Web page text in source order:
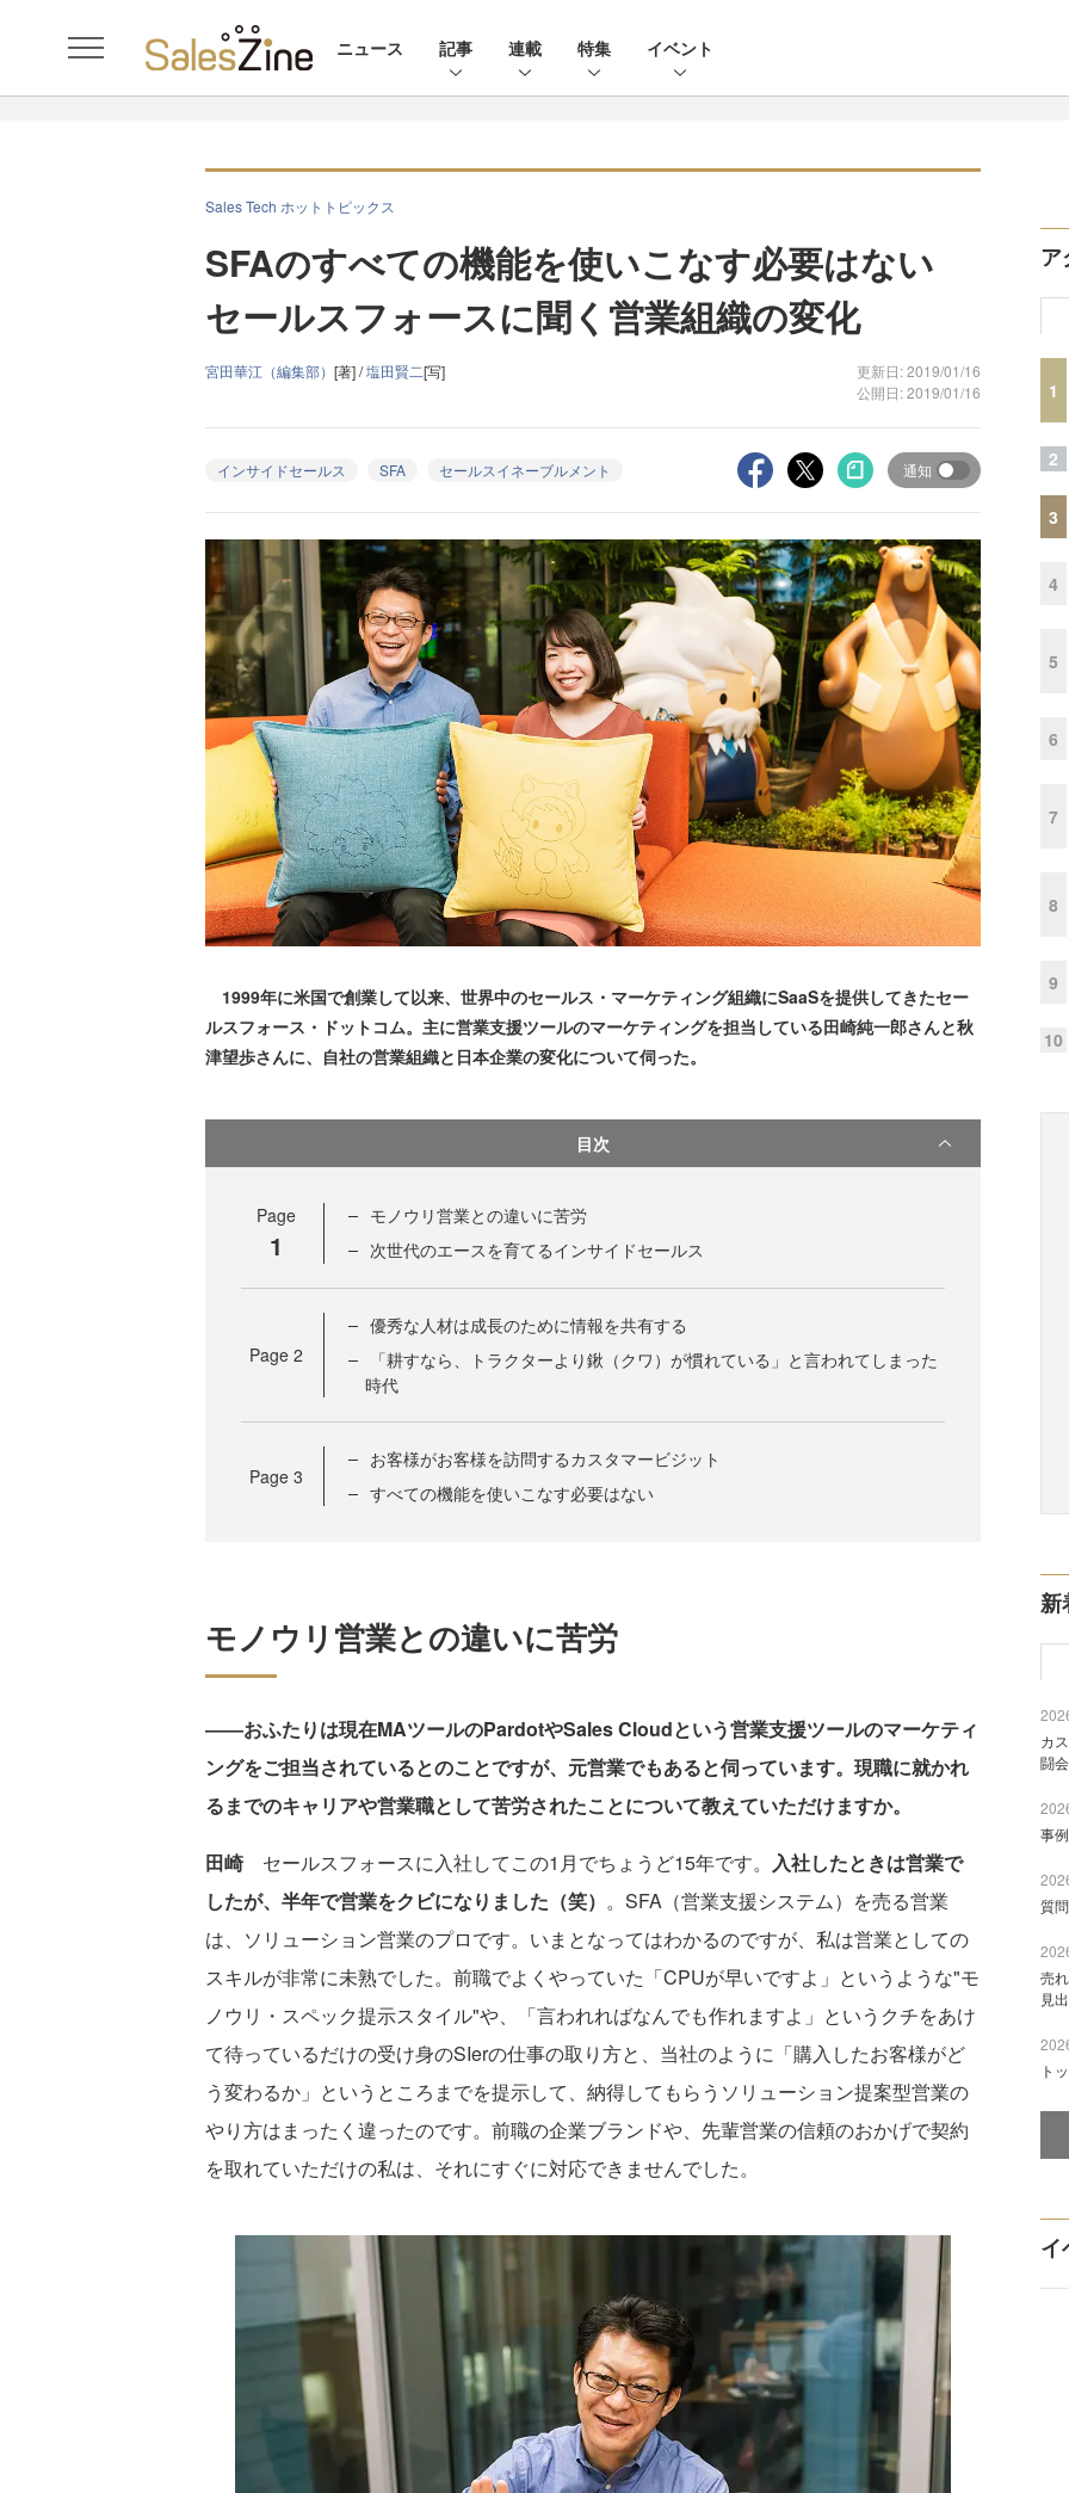
ニュース 記事 連載 特集 イベント
Sales Tech ホットトピックス
SFAのすべての機能を使いこなす必要はない
セールスフォースに聞く営業組織の変化
宮田華江（編集部） [著] /塩田賢二[写]
更新日: 2019/01/16
公開日: 2019/01/16
インサイドセールス SFA セールスイネーブルメント 通知
1999年に米国で創業して以来、世界中のセールス・マーケティング組織にSaaSを提供してきたセー
ルスフォース・ドットコム。主に営業支援ツールのマーケティングを担当している田崎純一郎さんと秋
津望歩さんに、自社の営業組織と日本企業の変化について伺った。
目次
Page
1
モノウリ営業との違いに苦労
次世代のエースを育てるインサイドセールス
Page 2
優秀な人材は成長のために情報を共有する
「耕すなら、トラクターより鍬（クワ）が慣れている」と言われてしまった
時代
Page 3
お客様がお客様を訪問するカスタマービジット
すべての機能を使いこなす必要はない
モノウリ営業との違いに苦労
――おふたりは現在MAツールのPardotやSales Cloudという営業支援ツールのマーケティ
ングをご担当されているとのことですが、元営業でもあると伺っています。現職に就かれ
るまでのキャリアや営業職として苦労されたことについて教えていただけますか。
田崎セールスフォースに入社してこの1月でちょうど15年です。 入社したときは営業で
したが、半年で営業をクビになりました（笑） 。SFA（営業支援システム）を売る営業
は、ソリューション営業のプロです。いまとなってはわかるのですが、私は営業としての
スキルが非常に未熟でした。前職でよくやっていた「CPUが早いですよ」というような"モ
ノウリ・スペック提示スタイル"や、「言われればなんでも作れますよ」というクチをあけ
て待っているだけの受け身のSIerの仕事の取り方と、当社のように「購入したお客様がど
う変わるか」というところまでを提示して、納得してもらうソリューション提案型営業の
やり方はまったく違ったのです。前職の企業ブランドや、先輩営業の信頼のおかげで契約
を取れていただけの私は、それにすぐに対応できませんでした。
ア
1
2
3
4
5
6
7
8
9
10
新
カ
闘
事
質
売
見
ト
イ